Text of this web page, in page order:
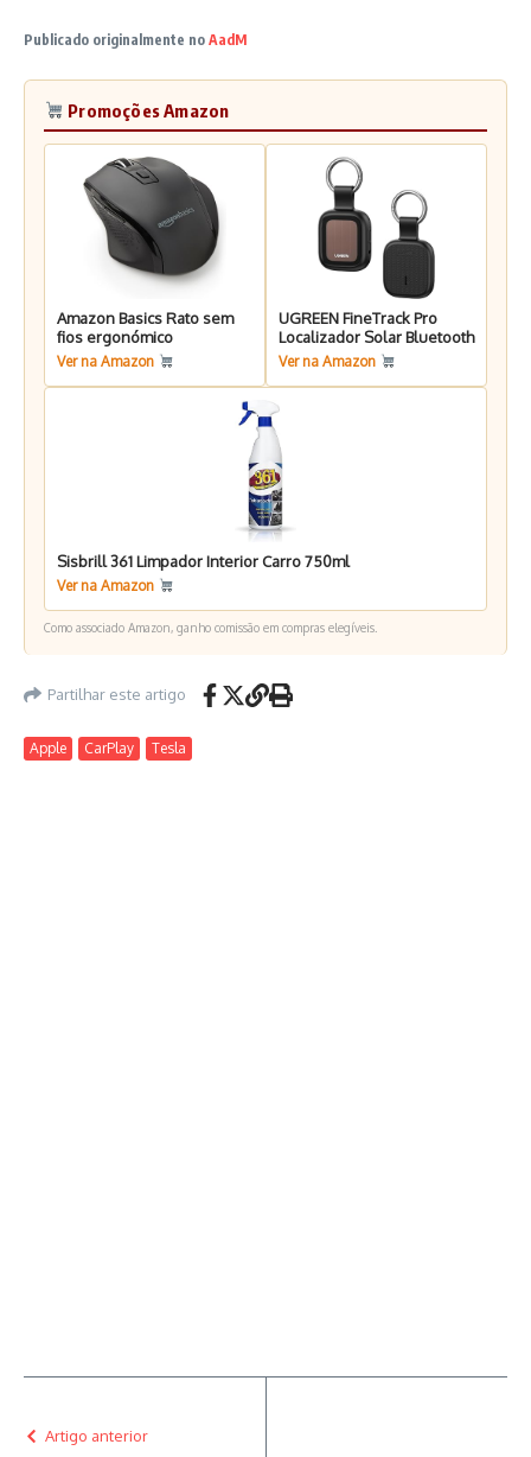
Publicado originalmente no AadM
Promoções Amazon
Amazon Basics Rato sem
fios ergonómico
Ver na Amazon
UGREEN FineTrack Pro
Localizador Solar Bluetooth
Ver na Amazon
Sisbrill 361 Limpador Interior Carro 750ml
Ver na Amazon
Como associado Amazon, ganho comissão em compras elegíveis.
Partilhar este artigo
Apple CarPlay Tesla
Artigo anterior